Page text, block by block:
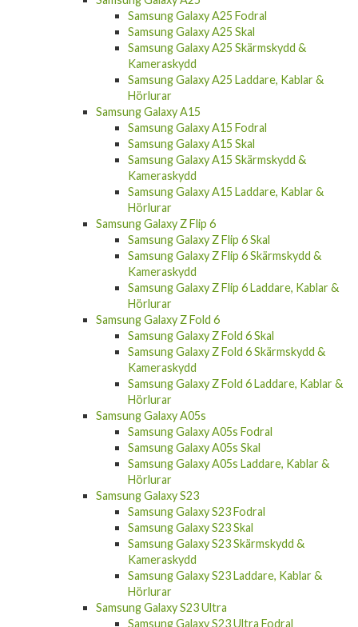
Samsung Galaxy A25 Fodral
Samsung Galaxy A25 Skal
Samsung Galaxy A25 Skärmskydd &
Kameraskydd
Samsung Galaxy A25 Laddare, Kablar &
Hörlurar
Samsung Galaxy A15
Samsung Galaxy A15 Fodral
Samsung Galaxy A15 Skal
Samsung Galaxy A15 Skärmskydd &
Kameraskydd
Samsung Galaxy A15 Laddare, Kablar &
Hörlurar
Samsung Galaxy Z Flip 6
Samsung Galaxy Z Flip 6 Skal
Samsung Galaxy Z Flip 6 Skärmskydd &
Kameraskydd
Samsung Galaxy Z Flip 6 Laddare, Kablar &
Hörlurar
Samsung Galaxy Z Fold 6
Samsung Galaxy Z Fold 6 Skal
Samsung Galaxy Z Fold 6 Skärmskydd &
Kameraskydd
Samsung Galaxy Z Fold 6 Laddare, Kablar &
Hörlurar
Samsung Galaxy A05s
Samsung Galaxy A05s Fodral
Samsung Galaxy A05s Skal
Samsung Galaxy A05s Laddare, Kablar &
Hörlurar
Samsung Galaxy S23
Samsung Galaxy S23 Fodral
Samsung Galaxy S23 Skal
Samsung Galaxy S23 Skärmskydd &
Kameraskydd
Samsung Galaxy S23 Laddare, Kablar &
Hörlurar
Samsung Galaxy S23 Ultra
Samsung Galaxy S23 Ultra Fodral